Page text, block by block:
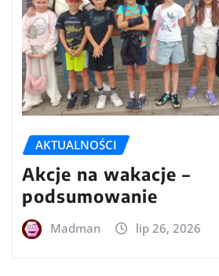
AKTUALNOŚCI
Akcje na wakacje –
podsumowanie
Madman lip 26, 2026